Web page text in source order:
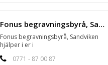
Fonus begravningsbyrå, Sandviken
Fonus begravningsbyrå, Sandviken
hjälper i er i
0771 - 87 00 87